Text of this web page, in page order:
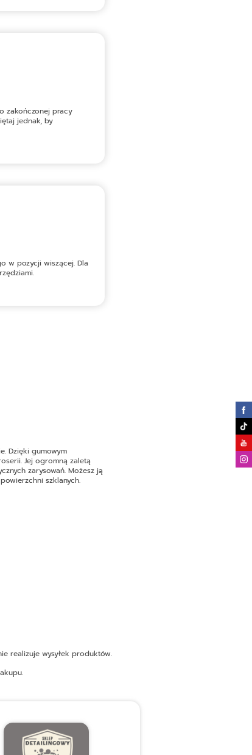
zakończonej pracy
jednak, by
w pozycji wiszącej. Dla
Dzięki gumowym
Jej ogromną zaletą
zarysowań. Możesz ją
szklanych.
realizuje wysyłek produktów.